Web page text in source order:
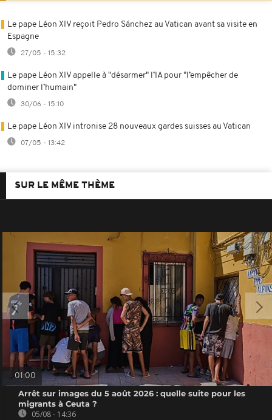
Le pape Léon XIV reçoit Pedro Sánchez au Vatican avant sa visite en
Espagne
27/05 - 15:32
Le pape Léon XIV appelle à "désarmer" l’IA pour "l’empêcher de
dominer l’humain"
30/06 - 15:10
Le pape Léon XIV intronise 28 nouveaux gardes suisses au Vatican
07/05 - 13:42
SUR LE MÊME THÈME
01:00
Arrêt sur images du 5 août 2026 : quelle suite pour les
migrants à Ceuta ?
05/08 - 14:36